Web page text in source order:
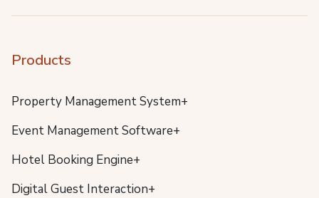
Products
Property Management System+
Event Management Software+
Hotel Booking Engine+
Digital Guest Interaction+